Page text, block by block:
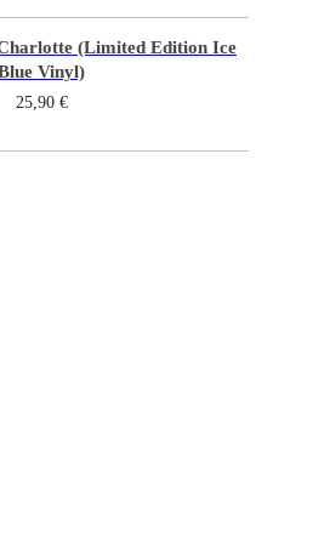
(Limited Edition Ice
Vinyl)
25,90 €